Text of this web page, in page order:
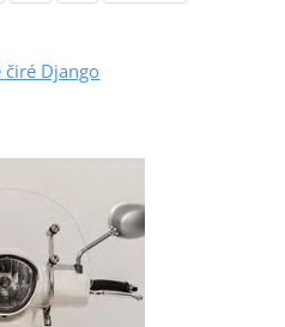
čiré Django